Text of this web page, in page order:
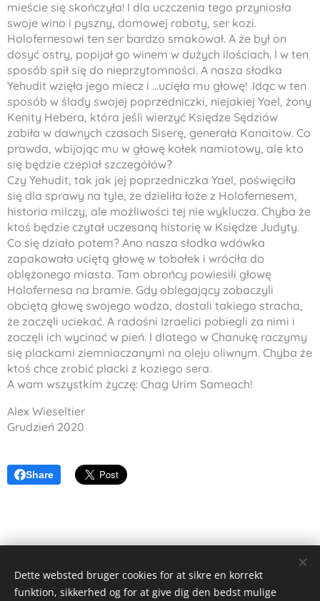
mieście się skończyła! I dla uczczenia tego przyniosła
swoje wino i pyszny, domowej roboty, ser kozi.
Holofernesowi ten ser bardzo smakował. A że był on
dosyć ostry, popijał go winem w dużych ilościach. I w ten
sposób spił się do nieprzytomności. A nasza słodka
Yehudit wzięła jego miecz i ...ucięła mu głowę! .Idąc w ten
sposób w ślady swojej poprzedniczki, niejakiej Yael, żony
Kenity Hebera, która jeśli wierzyć Księdze Sędziów
zabiła w dawnych czasach Siserę, generała Kanaitow. Co
prawda, wbijając mu w głowę kołek namiotowy, ale kto
się będzie czepiał szczegółów?
Czy Yehudit, tak jak jej poprzedniczka Yael, poświęciła
się dla sprawy na tyle, że dzieliła łoże z Holofernesem,
historia milczy, ale możliwości tej nie wyklucza. Chyba że
ktoś będzie czytał uczesaną historię w Księdze Judyty.
Co się działo potem? Ano nasza słodka wdówka
zapakowała uciętą głowę w tobołek i wróciła do
oblężonego miasta. Tam obrońcy powiesili głowę
Holofernesa na bramie. Gdy oblegający zobaczyli
obciętą głowę swojego wodza, dostali takiego stracha,
że zaczęli uciekać. A radośni Izraelici pobiegli za nimi i
zaczęli ich wycinać w pień. I dlatego w Chanukę raczymy
się plackami ziemniaczanymi na oleju oliwnym. Chyba że
ktoś chce zrobić placki z koziego sera.
A wam wszystkim życzę: Chag Urim Sameach!
Alex Wieseltier
Grudzień 2020
Share
Dette websted bruger cookies for at sikre en korrekt
funktion, sikkerhed og for at give dig den bedst mulige